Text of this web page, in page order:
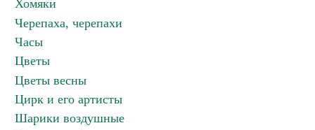
Хомяки
Черепаха, черепахи
Часы
Цветы
Цветы весны
Цирк и его артисты
Шарики воздушные